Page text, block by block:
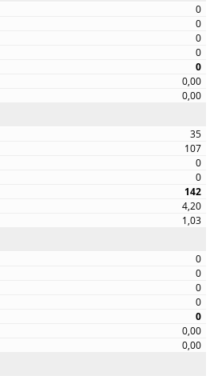
0
0
0
0
0
0,00
0,00
35
107
0
0
142
4,20
1,03
0
0
0
0
0
0,00
0,00